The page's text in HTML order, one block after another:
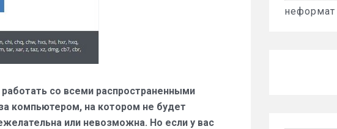
со всеми распространенными
компьютером, на котором не будет
или невозможна. Но если у вас
неформат